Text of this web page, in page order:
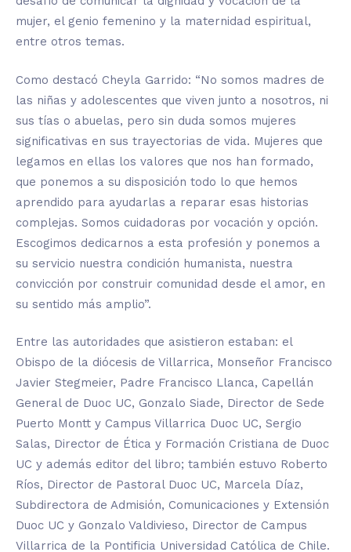
mujer, el genio femenino y la maternidad espiritual,
entre otros temas.
Como destacó Cheyla Garrido: “No somos madres de
las niñas y adolescentes que viven junto a nosotros, ni
sus tías o abuelas, pero sin duda somos mujeres
significativas en sus trayectorias de vida. Mujeres que
legamos en ellas los valores que nos han formado,
que ponemos a su disposición todo lo que hemos
aprendido para ayudarlas a reparar esas historias
complejas. Somos cuidadoras por vocación y opción.
Escogimos dedicarnos a esta profesión y ponemos a
su servicio nuestra condición humanista, nuestra
convicción por construir comunidad desde el amor, en
su sentido más amplio”.
Entre las autoridades que asistieron estaban: el
Obispo de la diócesis de Villarrica, Monseñor Francisco
Javier Stegmeier, Padre Francisco Llanca, Capellán
General de Duoc UC, Gonzalo Siade, Director de Sede
Puerto Montt y Campus Villarrica Duoc UC, Sergio
Salas, Director de Ética y Formación Cristiana de Duoc
UC y además editor del libro; también estuvo Roberto
Ríos, Director de Pastoral Duoc UC, Marcela Díaz,
Subdirectora de Admisión, Comunicaciones y Extensión
Duoc UC y Gonzalo Valdivieso, Director de Campus
Villarrica de la Pontificia Universidad Católica de Chile.